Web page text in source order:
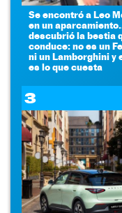
Se encontró a Leo
en un
descubrió la bestia
conduce: no es un
ni un Lamborghini y
es lo que cuesta
3